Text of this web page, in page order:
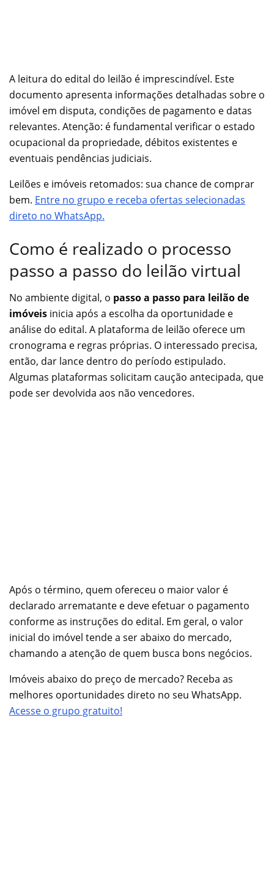
A leitura do edital do leilão é imprescindível. Este
documento apresenta informações detalhadas sobre o
imóvel em disputa, condições de pagamento e datas
relevantes. Atenção: é fundamental verificar o estado
ocupacional da propriedade, débitos existentes e
eventuais pendências judiciais.
Leilões e imóveis retomados: sua chance de comprar
bem. Entre no grupo e receba ofertas selecionadas
direto no WhatsApp.
Como é realizado o processo
passo a passo do leilão virtual
No ambiente digital, o passo a passo para leilão de
imóveis inicia após a escolha da oportunidade e
análise do edital. A plataforma de leilão oferece um
cronograma e regras próprias. O interessado precisa,
então, dar lance dentro do período estipulado.
Algumas plataformas solicitam caução antecipada, que
pode ser devolvida aos não vencedores.
Após o término, quem ofereceu o maior valor é
declarado arrematante e deve efetuar o pagamento
conforme as instruções do edital. Em geral, o valor
inicial do imóvel tende a ser abaixo do mercado,
chamando a atenção de quem busca bons negócios.
Imóveis abaixo do preço de mercado? Receba as
melhores oportunidades direto no seu WhatsApp.
Acesse o grupo gratuito!